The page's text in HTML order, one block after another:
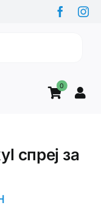
0
спреј за